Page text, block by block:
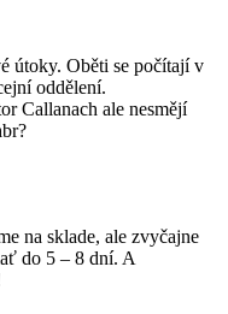
útoky. Oběti se počítají v
oddělení.
Callanach ale nesmějí
na sklade, ale zvyčajne
do 5 – 8 dní. A